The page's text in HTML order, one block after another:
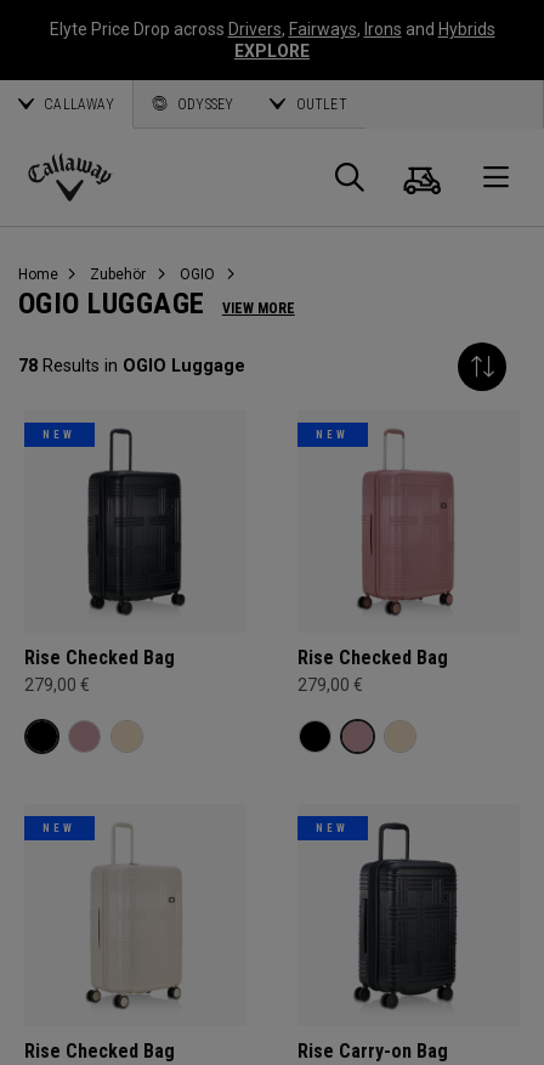
Elyte Price Drop across Drivers, Fairways, Irons and Hybrids
EXPLORE
CALLAWAY ODYSSEY OUTLET
Callaway
Suche
Home Zubehör OGIO
OGIO LUGGAGE VIEW MORE
78 Results in OGIO Luggage
NEW
Rise Checked Bag
279,00 €
NEW
Rise Checked Bag
279,00 €
NEW
Rise Checked Bag
NEW
Rise Carry-on Bag